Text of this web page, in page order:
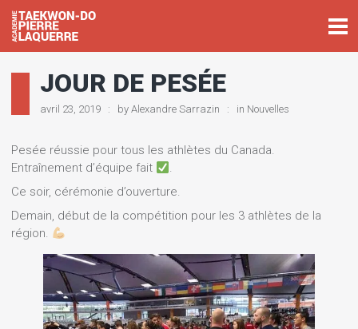
JOUR DE PESÉE
avril 23, 2019 by Alexandre Sarrazin in Nouvelles
Pesée réussie pour tous les athlètes du Canada.
Entraînement d’équipe fait
.
Ce soir, cérémonie d’ouverture.
Demain, début de la compétition pour les 3 athlètes de la
région.